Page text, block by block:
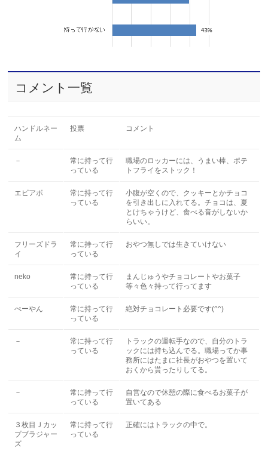
コメント一覧
ハンドルネー
ム
投票 コメント
－
常に持って行
っている
職場のロッカーには、うまい棒、ポテ
トフライをストック！
エビアボ
常に持って行
っている
小腹が空くので、クッキーとかチョコ
を引き出しに入れてる。チョコは、夏
とけちゃうけど、食べる音がしないか
らいい。
フリーズドラ
イ
常に持って行
っている
おやつ無しでは生きていけない
neko
常に持って行
っている
まんじゅうやチョコレートやお菓子
等々色々持って行ってます
ぺーやん
常に持って行
っている
絶対チョコレート必要です(^^)
－
常に持って行
っている
トラックの運転手なので、自分のトラ
ックには持ち込んでる。職場ってか事
務所にはたまに社長がおやつを置いて
おくから貰ったりしてる。
－
常に持って行
っている
自営なので休憩の際に食べるお菓子が
置いてある
３枚目Ｊカッ
プブラジャー
ズ
常に持って行
っている
正確にはトラックの中で。